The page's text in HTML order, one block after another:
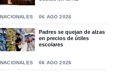
NACIONALES 06 AGO 2026
Padres se quejan de alzas
en precios de útiles
escolares
NACIONALES 06 AGO 2026